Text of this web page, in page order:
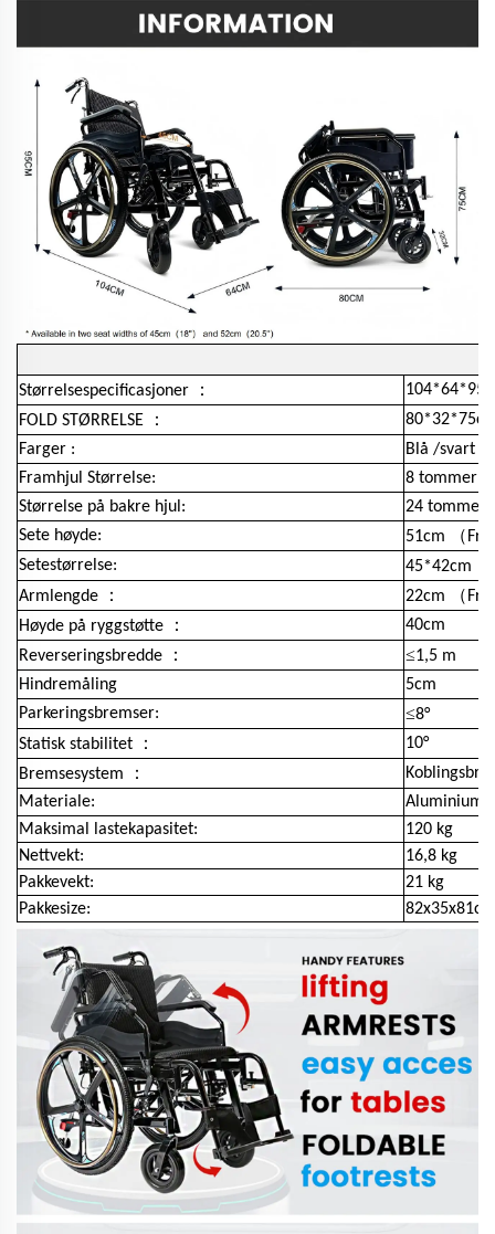
Størrelsespecificasjoner ：
FOLD STØRRELSE
：
Farger :
Blå /svart /
Framhjul Størrelse:
8 tommer
Størrelse på bakre hjul:
24 tommer
Sete høyde:
51cm （
Setestørrelse:
45*42cm
Armlengde
： 22cm （
Høyde på ryggstøtte
：
40cm
Reverseringsbredde
： ≤1,5 m
Hindremåling
5cm
Parkeringsbremser:
≤8°
Statisk stabilitet
：
10°
Bremsesystem
：
Materiale:
Maksimal lastekapasitet:
120 kg
Nettvekt:
16,8 kg
Pakkevekt:
21 kg
Pakkesize:
82x35x81cm